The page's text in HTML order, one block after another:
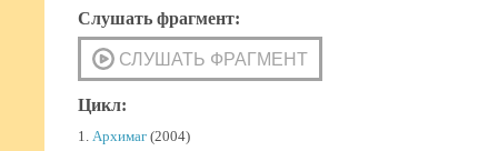
Слушать фрагмент:
Цикл:
1. Архимаг (2004)